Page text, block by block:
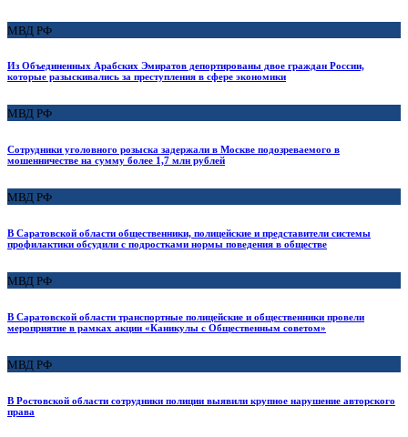
МВД РФ
Из Объединенных Арабских Эмиратов депортированы двое граждан России,
которые разыскивались за преступления в сфере экономики
МВД РФ
Сотрудники уголовного розыска задержали в Москве подозреваемого в
мошенничестве на сумму более 1,7 млн рублей
МВД РФ
В Саратовской области общественники, полицейские и представители системы
профилактики обсудили с подростками нормы поведения в обществе
МВД РФ
В Саратовской области транспортные полицейские и общественники провели
мероприятие в рамках акции «Каникулы с Общественным советом»
МВД РФ
В Ростовской области сотрудники полиции выявили крупное нарушение авторского
права